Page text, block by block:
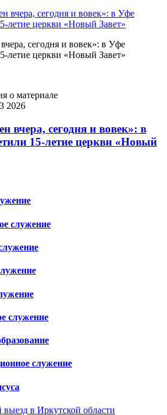
сегодня и вовек»: в Уфе
летие церкви «Новый Завет»
о материале
2026
вчера, сегодня и вовек»: в
15-летие церкви «Новый
служение
служение
служение